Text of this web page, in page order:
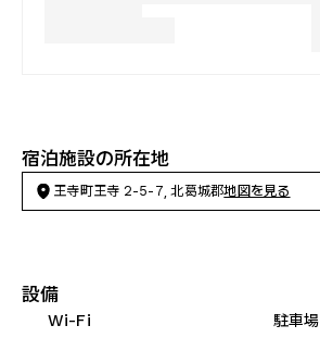
宿泊施設の所在地
王寺町王寺 2-5-7, 北葛城郡地図を見る
設備
Wi-Fi
駐車場